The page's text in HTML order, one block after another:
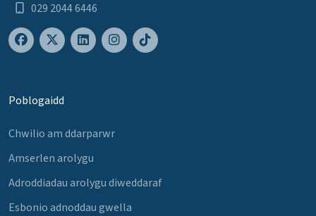
029 2044 6446
Poblogaidd
Chwilio am ddarparwr
Amserlen arolygu
Adroddiadau arolygu diweddaraf
Esbonio adnoddau gwella